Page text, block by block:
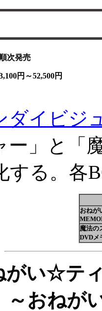
次発売
円～52,500円
ダイビジ
ー」と「
する。各
おねが
魔法の
DVDメ
がい☆テ
ねがい☆